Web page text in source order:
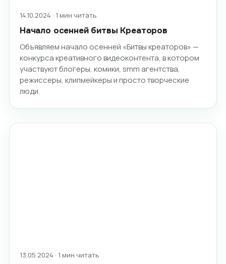
14.10.2024 · 1 мин читать
Начало осенней битвы Креаторов
Объявляем начало осенней «Битвы креаторов» —
конкурса креативного видеоконтента, в котором
участвуют блогеры, комики, smm агентства,
режиссеры, клипмейкеры и просто творческие
люди.
13.05.2024 · 1 мин читать